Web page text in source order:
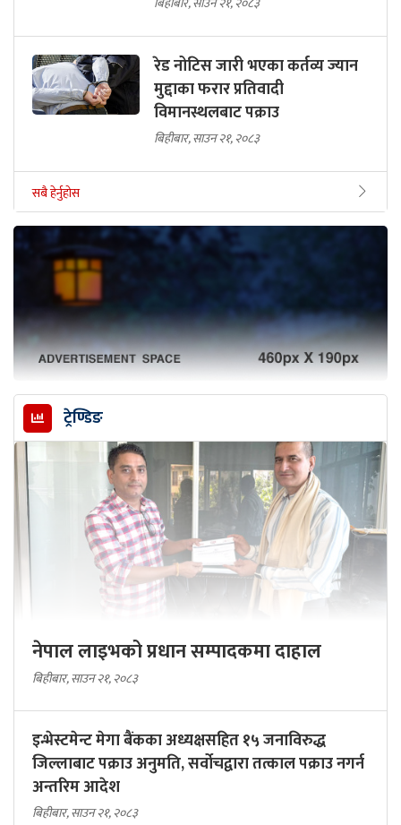
रेड नोटिस जारी भएका कर्तव्य ज्यान
मुद्दाका फरार प्रतिवादी
विमानस्थलबाट पक्राउ
बिहीबार, साउन २१, २०८३
सबै हेर्नुहोस
ट्रेण्डिङ
नेपाल लाइभको प्रधान सम्पादकमा दाहाल
बिहीबार, साउन २१, २०८३
इन्भेस्टमेन्ट मेगा बैंकका अध्यक्षसहित १५ जनाविरुद्ध
जिल्लाबाट पक्राउ अनुमति, सर्वोचद्वारा तत्काल पक्राउ नगर्न
अन्तरिम आदेश
बिहीबार, साउन २१, २०८३